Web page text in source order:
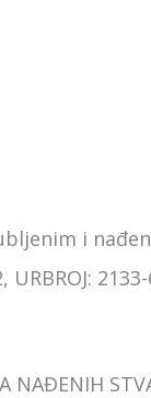
i
NAĐENIH